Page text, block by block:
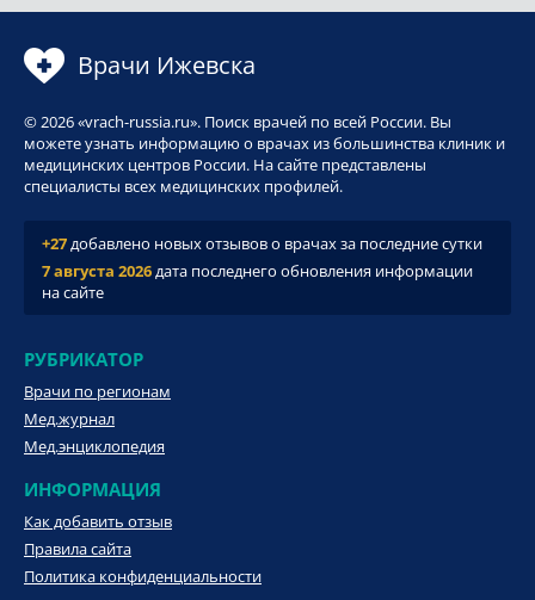
Врачи Ижевска
© 2026 «vrach-russia.ru». Поиск врачей по всей России. Вы
можете узнать информацию о врачах из большинства клиник и
медицинских центров России. На сайте представлены
специалисты всех медицинских профилей.
+27добавлено новых отзывов о врачах за последние сутки
7 августа 2026дата последнего обновления информации
на сайте
РУБРИКАТОР
Врачи по регионам
Мед.журнал
Мед.энциклопедия
ИНФОРМАЦИЯ
Как добавить отзыв
Правила сайта
Политика конфиденциальности